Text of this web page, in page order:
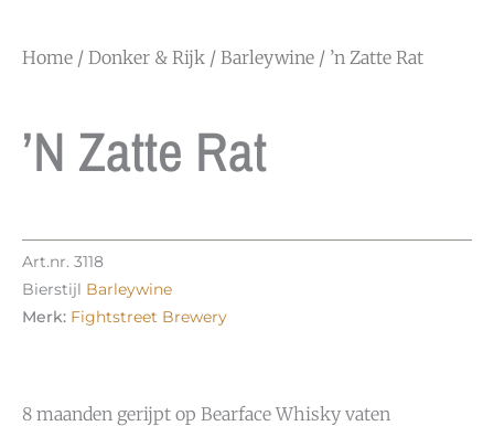
Home / Donker & Rijk / Barleywine / ’n Zatte Rat
’n Zatte Rat
Art.nr. 3118
Bierstijl Barleywine
Merk: Fightstreet Brewery
8 maanden gerijpt op Bearface Whisky vaten